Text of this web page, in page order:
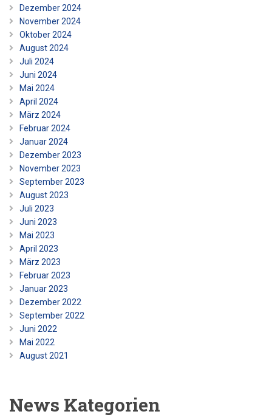
Dezember 2024
November 2024
Oktober 2024
August 2024
Juli 2024
Juni 2024
Mai 2024
April 2024
März 2024
Februar 2024
Januar 2024
Dezember 2023
November 2023
September 2023
August 2023
Juli 2023
Juni 2023
Mai 2023
April 2023
März 2023
Februar 2023
Januar 2023
Dezember 2022
September 2022
Juni 2022
Mai 2022
August 2021
News Kategorien